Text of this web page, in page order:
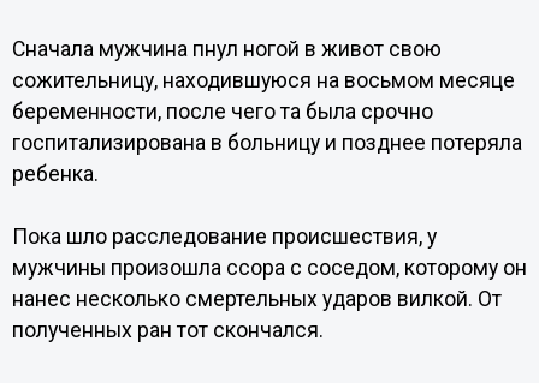
Сначала мужчина пнул ногой в живот свою
сожительницу, находившуюся на восьмом месяце
беременности, после чего та была срочно
госпитализирована в больницу и позднее потеряла
ребенка.
Пока шло расследование происшествия, у
мужчины произошла ссора с соседом, которому он
нанес несколько смертельных ударов вилкой. От
полученных ран тот скончался.